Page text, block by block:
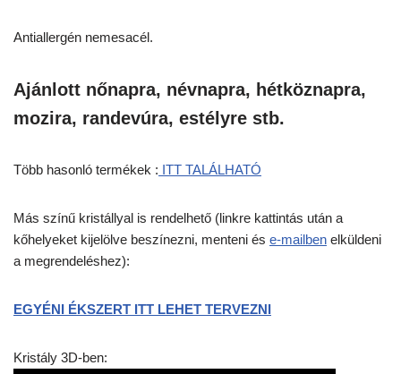
Antiallergén nemesacél.
Ajánlott nőnapra, névnapra, hétköznapra,
mozira, randevúra, estélyre stb.
Több hasonló termékek : ITT TALÁLHATÓ
Más színű kristállyal is rendelhető (linkre kattintás után a
kőhelyeket kijelölve beszínezni, menteni és e-mailben elküldeni
a megrendeléshez):
EGYÉNI ÉKSZERT ITT LEHET TERVEZNI
Kristály 3D-ben: